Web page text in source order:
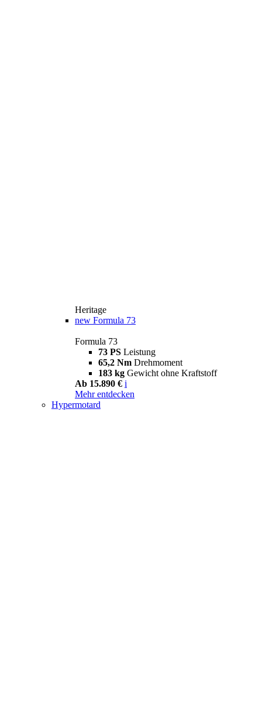
Heritage
new Formula 73
Formula 73
73 PS Leistung
65,2 Nm Drehmoment
183 kg Gewicht ohne Kraftstoff
Ab 15.890 € i
Mehr entdecken
Hypermotard